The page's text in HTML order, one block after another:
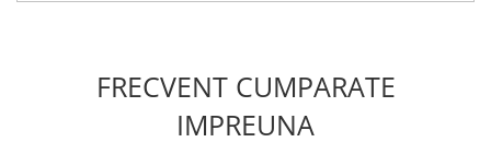
FRECVENT CUMPARATE
IMPREUNA